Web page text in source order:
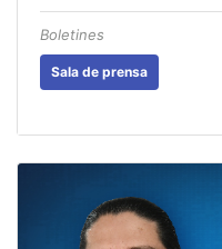
Boletines
Sala de prensa